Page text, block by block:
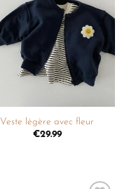
Ajouter
liste de
souhaits
Veste légère avec fleur
€29.99